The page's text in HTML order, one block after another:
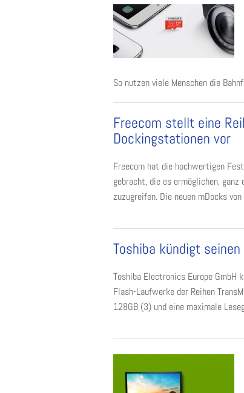
So nutzen viele Menschen die
Freecom stellt eine
Dockingstationen vor
Freecom hat die hochwertigen
gebracht, die es ermöglichen,
zuzugreifen. Die neuen mDocks
Toshiba kündigt
Toshiba Electronics Europe GmbH
Flash-Laufwerke der Reihen
128GB (3) und eine maximale